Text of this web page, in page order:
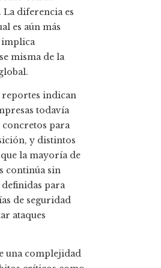
La diferencia es
es aún más
misma de la
reportes indican
todavía
concretos para
y distintos
la mayoría de
continúa sin
para
de seguridad
ataques
una complejidad